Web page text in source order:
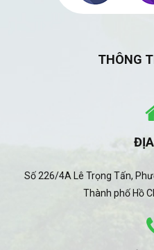
THÔNG
Số 226/4A Lê Trọng Tấn,
Thành phố Hồ